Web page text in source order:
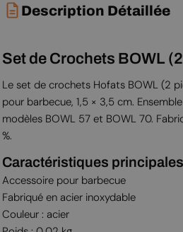
Description Détaillée
Set de Crochets BOWL
Le set de crochets Hofats BOWL (2
pour barbecue, 1,5 × 3,5 cm.
modèles BOWL 57 et BOWL 70.
%.
Caractéristiques principales
Accessoire pour barbecue
Fabriqué en acier inoxydable
Couleur : acier